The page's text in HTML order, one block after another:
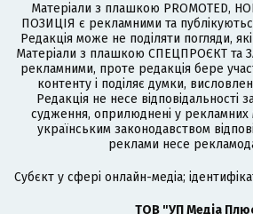
Матеріали з плашкою PROMOTED,
ПОЗИЦІЯ є рекламними та
Редакція може не поділяти погляди,
Матеріали з плашкою СПЕЦПРОЄКТ та
рекламними, проте редакція бере
контенту і поділяє думки,
Редакція не несе відповідальності
судження, оприлюднені у рекламних
українським законодавством
реклами несе
Cубєкт у сфері онлайн-медіа;
ТОВ "УП Медіа